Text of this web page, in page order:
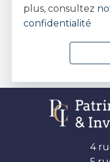
plus, consultez
confidentialité
4